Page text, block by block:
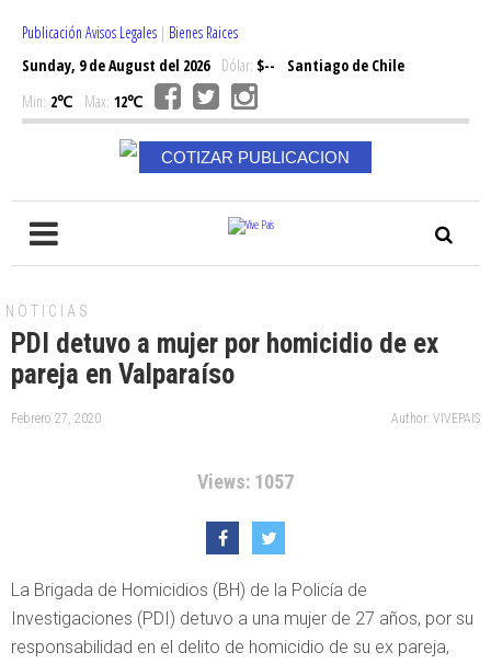
Publicación Avisos Legales | Bienes Raices
Sunday, 9 de August del 2026Dólar: $--
Santiago de Chile
Min: 2℃ Max: 12℃
COTIZAR PUBLICACION
NOTICIAS
PDI detuvo a mujer por homicidio de ex
pareja en Valparaíso
Febrero 27, 2020 Author: VIVEPAIS
Views: 1057
La Brigada de Homicidios (BH) de la Policía de
Investigaciones (PDI) detuvo a una mujer de 27 años, por su
responsabilidad en el delito de homicidio de su ex pareja,